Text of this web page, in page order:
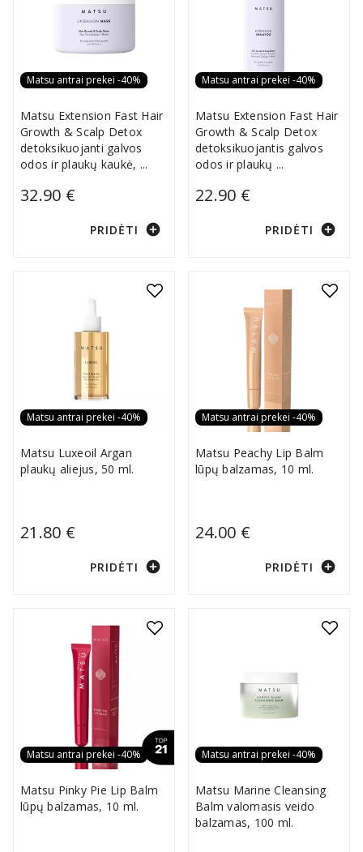
Matsu antrai prekei -40%
Matsu Extension Fast Hair
Growth & Scalp Detox
detoksikuojanti galvos
odos ir plaukų kaukė, ...
32.90 €
PRIDĖTI add_circle
Matsu antrai prekei -40%
Matsu Extension Fast Hair
Growth & Scalp Detox
detoksikuojantis galvos
odos ir plaukų ...
22.90 €
PRIDĖTI add_circle
Matsu antrai prekei -40%
Matsu Luxeoil Argan
plaukų aliejus, 50 ml.
21.80 €
PRIDĖTI add_circle
Matsu antrai prekei -40%
Matsu Peachy Lip Balm
lūpų balzamas, 10 ml.
24.00 €
PRIDĖTI add_circle
Matsu antrai prekei -40%
Matsu Pinky Pie Lip Balm
lūpų balzamas, 10 ml.
Matsu antrai prekei -40%
Matsu Marine Cleansing
Balm valomasis veido
balzamas, 100 ml.